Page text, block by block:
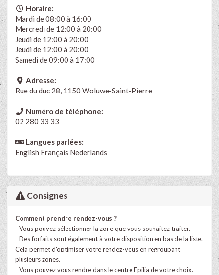
Horaire:
Mardi de 08:00 à 16:00
Mercredi de 12:00 à 20:00
Jeudi de 12:00 à 20:00
Jeudi de 12:00 à 20:00
Samedi de 09:00 à 17:00
Adresse:
Rue du duc 28, 1150 Woluwe-Saint-Pierre
Numéro de téléphone:
02 280 33 33
Langues parlées:
English Français Nederlands
Consignes
Comment prendre rendez-vous ?
- Vous pouvez sélectionner la zone que vous souhaitez traiter.
- Des forfaits sont également à votre disposition en bas de la liste.
Cela permet d'optimiser votre rendez-vous en regroupant
plusieurs zones.
- Vous pouvez vous rendre dans le centre Epilia de votre choix.